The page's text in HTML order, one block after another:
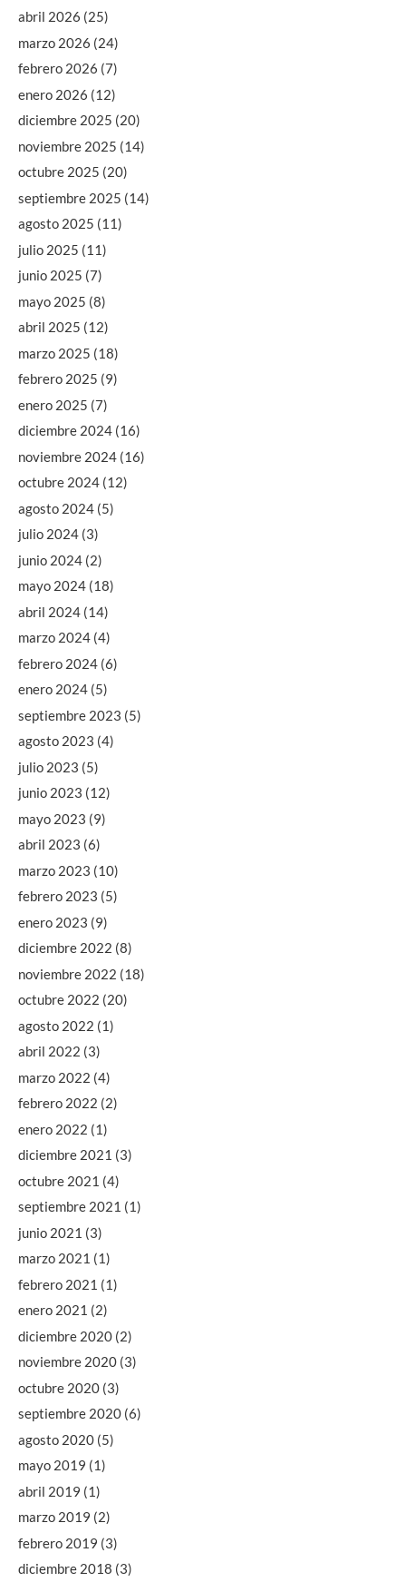
abril 2026 (25)
marzo 2026 (24)
febrero 2026 (7)
enero 2026 (12)
diciembre 2025 (20)
noviembre 2025 (14)
octubre 2025 (20)
septiembre 2025 (14)
agosto 2025 (11)
julio 2025 (11)
junio 2025 (7)
mayo 2025 (8)
abril 2025 (12)
marzo 2025 (18)
febrero 2025 (9)
enero 2025 (7)
diciembre 2024 (16)
noviembre 2024 (16)
octubre 2024 (12)
agosto 2024 (5)
julio 2024 (3)
junio 2024 (2)
mayo 2024 (18)
abril 2024 (14)
marzo 2024 (4)
febrero 2024 (6)
enero 2024 (5)
septiembre 2023 (5)
agosto 2023 (4)
julio 2023 (5)
junio 2023 (12)
mayo 2023 (9)
abril 2023 (6)
marzo 2023 (10)
febrero 2023 (5)
enero 2023 (9)
diciembre 2022 (8)
noviembre 2022 (18)
octubre 2022 (20)
agosto 2022 (1)
abril 2022 (3)
marzo 2022 (4)
febrero 2022 (2)
enero 2022 (1)
diciembre 2021 (3)
octubre 2021 (4)
septiembre 2021 (1)
junio 2021 (3)
marzo 2021 (1)
febrero 2021 (1)
enero 2021 (2)
diciembre 2020 (2)
noviembre 2020 (3)
octubre 2020 (3)
septiembre 2020 (6)
agosto 2020 (5)
mayo 2019 (1)
abril 2019 (1)
marzo 2019 (2)
febrero 2019 (3)
diciembre 2018 (3)